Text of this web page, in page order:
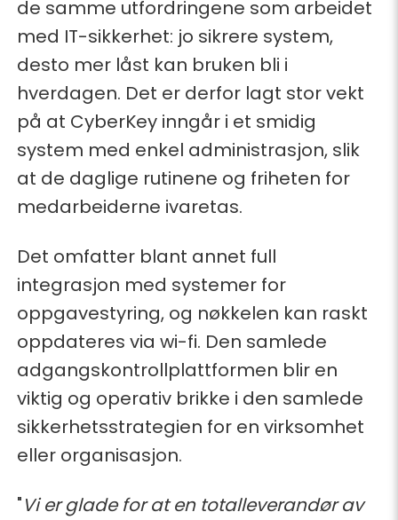
de samme utfordringene som arbeidet
med IT-sikkerhet: jo sikrere system,
desto mer låst kan bruken bli i
hverdagen. Det er derfor lagt stor vekt
på at CyberKey inngår i et smidig
system med enkel administrasjon, slik
at de daglige rutinene og friheten for
medarbeiderne ivaretas.
Det omfatter blant annet full
integrasjon med systemer for
oppgavestyring, og nøkkelen kan raskt
oppdateres via wi-fi. Den samlede
adgangskontrollplattformen blir en
viktig og operativ brikke i den samlede
sikkerhetsstrategien for en virksomhet
eller organisasjon.
"Vi er glade for at en totalleverandør av